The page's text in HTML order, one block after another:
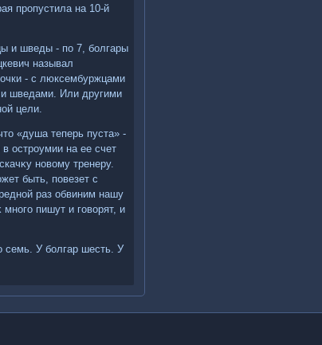
пропустила на 10-й
и шведы - по 7, болгары
называл
- с люксембуржцами
и шведами. Или другими
цели.
«душа теперь пуста» -
остроумии на ее счет
новοму тренеру.
быть, повезет с
раз обвиним нашу
пишут и говοрят, и
семь. У болгар шесть. У